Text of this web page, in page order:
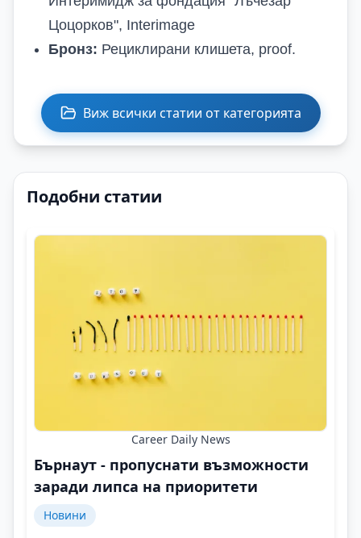
Цоцорков", Interimage
Бронз: Рециклирани клишета, proof.
Виж всички статии от категорията
Подобни статии
Career Daily News
Бърнаут - пропуснати възможности
заради липса на приоритети
Новини